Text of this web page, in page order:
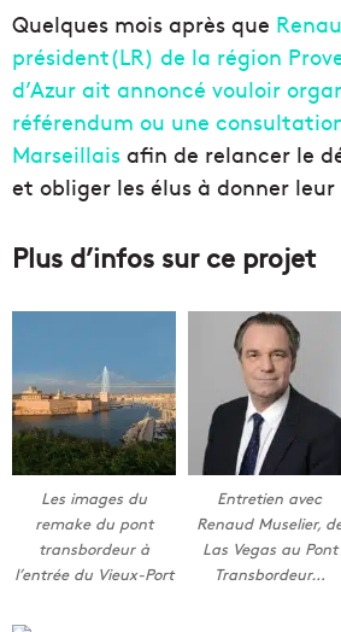
Quelques mois après que
président(LR) de la région
d’Azur ait annoncé vouloir
référendum ou une
Marseillais afin de relancer le
et obliger les élus à donner leur
Plus d’infos sur ce projet
Les images du
remake du pont
transbordeur à
l’entrée du Vieux-Port
Entretien avec
Renaud Muselier,
Las Vegas au Pont
Transbordeur…